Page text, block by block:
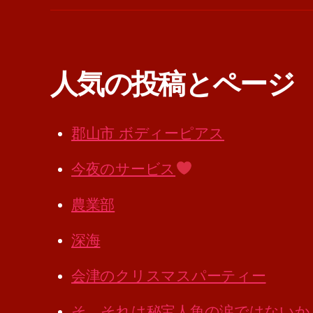
人気の投稿とページ
郡山市 ボディーピアス
今夜のサービス
農業部
深海
会津のクリスマスパーティー